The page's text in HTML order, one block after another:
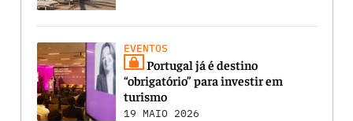
EVENTOS
Portugal já é destino
“obrigatório” para investir em
turismo
19 MAIO 2026